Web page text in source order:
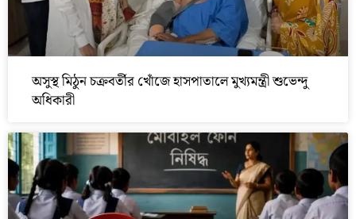
অসুস্থ মিঠুন চক্রবর্তীর খোঁজে হাসপাতালে মুখ্যমন্ত্রী শুভেন্দু
অধিকারী